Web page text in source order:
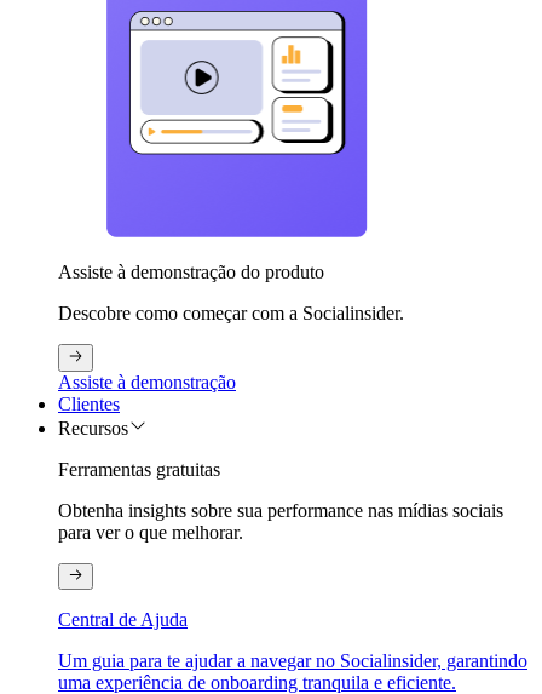
Assiste à demonstração do produto
Descobre como começar com a Socialinsider.
Assiste à demonstração
Clientes
Recursos
Ferramentas gratuitas
Obtenha insights sobre sua performance nas mídias sociais
para ver o que melhorar.
Central de Ajuda
Um guia para te ajudar a navegar no Socialinsider, garantindo
uma experiência de onboarding tranquila e eficiente.